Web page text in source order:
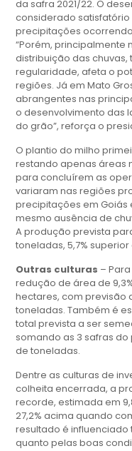
da safra 2021/22. O
considerado
precipitações
“Porém, principalmente
distribuição das
regularidade, afeta o
regiões. Já em Mato
abrangentes nas
o desenvolvimento das
do grão”, reforça o
O plantio do milho
restando apenas áreas
para concluírem as
variaram nas regiões
precipitações em Goiás
mesmo ausência de
A produção prevista
toneladas, 5,7%
Outras culturas –
redução de área de
hectares, com previsão
toneladas. Também é
total prevista a ser
somando as 3 safras
de toneladas.
Dentre as culturas de
colheita encerrada, a
recorde, estimada em
27,2% acima quando
resultado é
quanto pelas boas